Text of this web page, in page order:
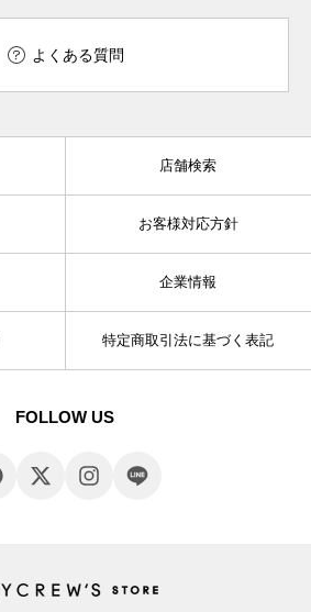
よくある質問
店舗検索
お客様対応方針
企業情報
特定商取引法に基づく表記
FOLLOW US